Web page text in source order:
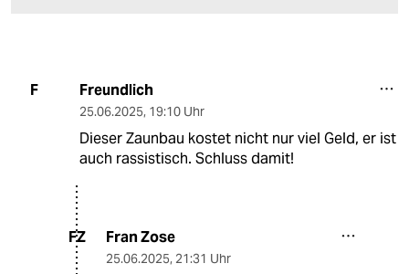
F Freundlich
25.06.2025, 19:10 Uhr
Dieser Zaunbau kostet nicht nur viel Geld, er ist
auch rassistisch. Schluss damit!
FZ Fran Zose
25.06.2025, 21:31 Uhr